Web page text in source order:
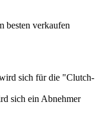
besten verkaufen
sich für die "Clutch-
sich ein Abnehmer